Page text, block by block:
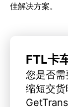
佳解决方案。
FTL卡
您是否
缩短交